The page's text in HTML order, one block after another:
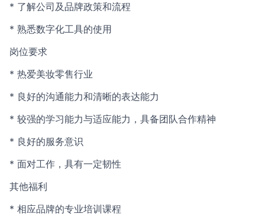
* 了解公司及品牌政策和流程
* 熟悉数字化工具的使用
岗位要求
* 热爱美妆零售行业
* 良好的沟通能力和清晰的表达能力
* 较强的学习能力与适应能力，具备团队合作精神
* 良好的服务意识
* 面对工作，具有一定韧性
其他福利
* 相应品牌的专业培训课程